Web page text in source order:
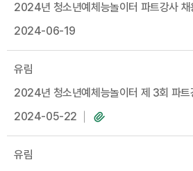
2024년 청소년예체능놀이터 파트강사 채
2024-06-19
유림
2024년 청소년예체능놀이터 제 3회 파트
2024-05-22
유림